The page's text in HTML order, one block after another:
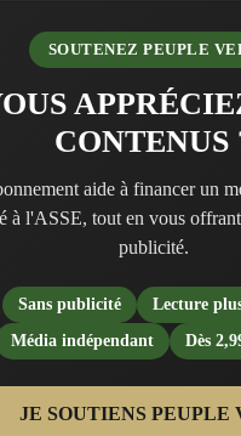
SOUTENEZ PEUPLE
CONTENUS
aide à financer un
à l'ASSE, tout en vous
publicité.
Sans publicité
Lecture
Média indépendant
Dès
JE SOUTIENS PEUPLE